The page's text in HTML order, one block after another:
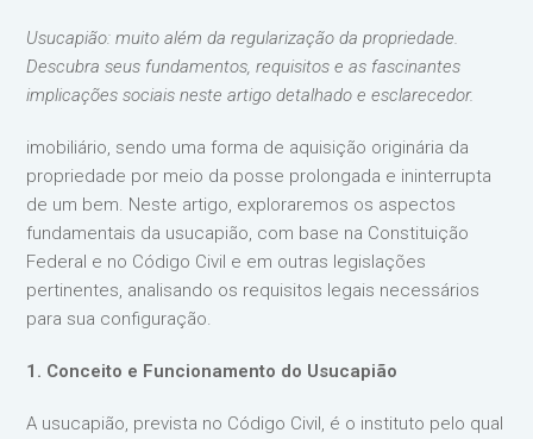
Usucapião: muito além da regularização da propriedade.
Descubra seus fundamentos, requisitos e as fascinantes
implicações sociais neste artigo detalhado e esclarecedor.
imobiliário, sendo uma forma de aquisição originária da
propriedade por meio da posse prolongada e ininterrupta
de um bem. Neste artigo, exploraremos os aspectos
fundamentais da usucapião, com base na Constituição
Federal e no Código Civil e em outras legislações
pertinentes, analisando os requisitos legais necessários
para sua configuração.
1. Conceito e Funcionamento do Usucapião
A usucapião, prevista no Código Civil, é o instituto pelo qual